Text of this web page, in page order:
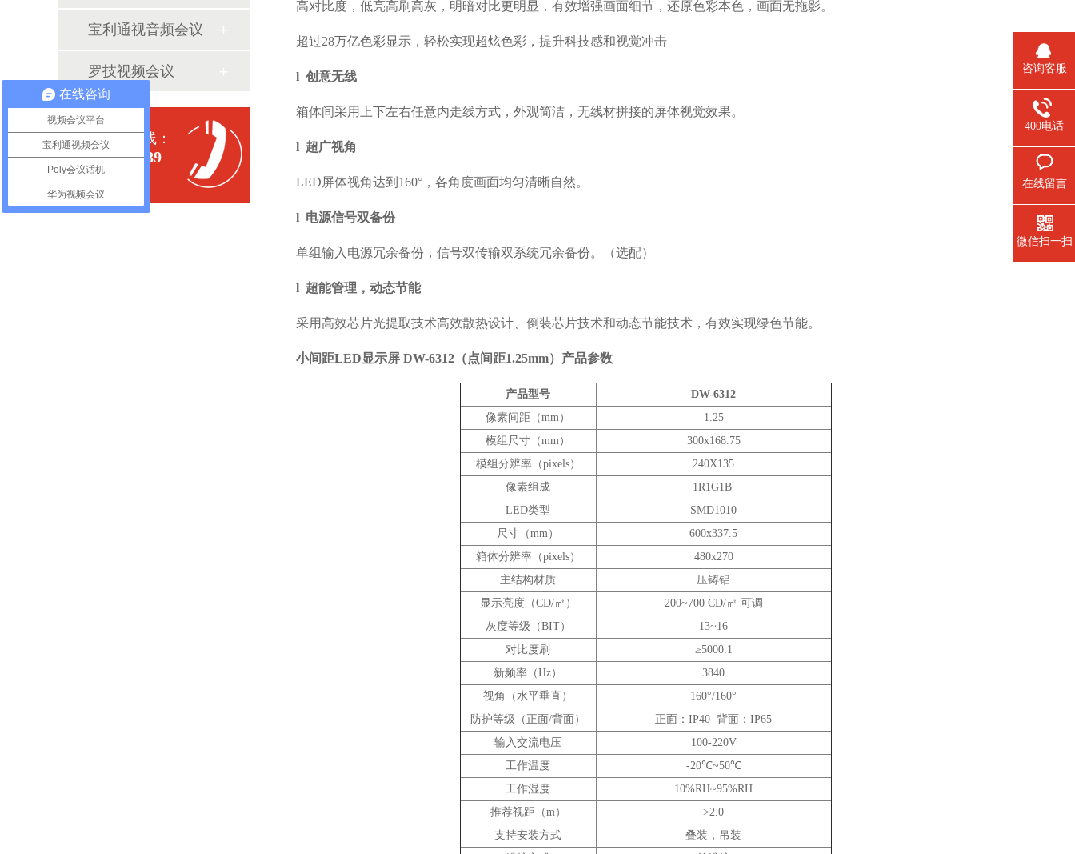
宝利通视音频会议
罗技视频会议
全国服务热线：
400-700-0189
高对比度，低亮高刷高灰，明暗对比更明显，有效增强画面细节，还原色彩本色，画面无拖影。
超过28万亿色彩显示，轻松实现超炫色彩，提升科技感和视觉冲击
l 创意无线
箱体间采用上下左右任意内走线方式，外观简洁，无线材拼接的屏体视觉效果。
l 超广视角
LED屏体视角达到160°，各角度画面均匀清晰自然。
l 电源信号双备份
单组输入电源冗余备份，信号双传输双系统冗余备份。（选配）
l 超能管理，动态节能
采用高效芯片光提取技术高效散热设计、倒装芯片技术和动态节能技术，有效实现绿色节能。
小间距LED显示屏 DW-6312（点间距1.25mm） 产品参数
产品型号
DW-6312
像素间距（mm）
1.25
模组尺寸（mm）
300x168.75
模组分辨率（pixels）
240X135
像素组成
1R1G1B
LED类型
SMD1010
尺寸（mm）
600x337.5
箱体分辨率（pixels）
480x270
主结构材质
压铸铝
显示亮度（CD/㎡）
200~700 CD/㎡ 可调
灰度等级（BIT）
13~16
对比度刷
≥5000:1
新频率（Hz）
3840
视角（水平垂直）
160°/160°
防护等级（正面/背面）
正面：IP40 背面：IP65
输入交流电压
100-220V
工作温度
-20℃~50℃
工作湿度
10%RH~95%RH
推荐视距（m）
>2.0
支持安装方式
叠装，吊装
咨询客服
400电话
在线留言
微信扫一扫
在线咨询
视频会议平台
宝利通视频会议
Poly会议话机
华为视频会议